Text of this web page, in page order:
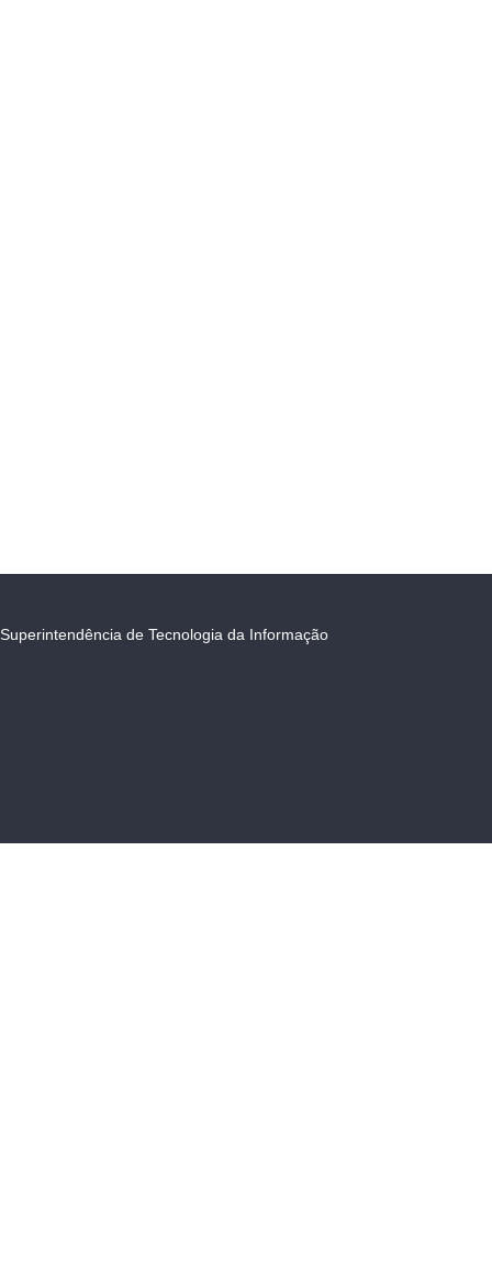
Superintendência de Tecnologia da Informação